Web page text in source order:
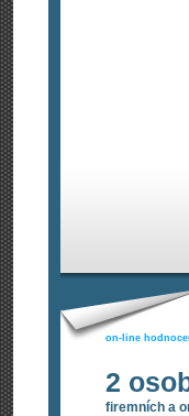
on-line
2
firemních a